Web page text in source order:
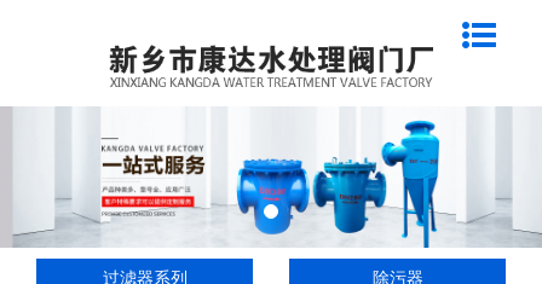
过滤器系列
除污器